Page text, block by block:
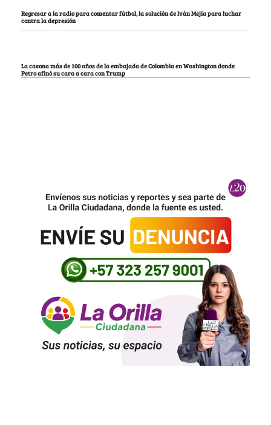
Regresar a la radio para comentar fútbol, la solución de Iván Mejía para luchar
contra la depresión
La casona más de 100 años de la embajada de Colombia en Washington donde
Petro afinó su cara a cara con Trump